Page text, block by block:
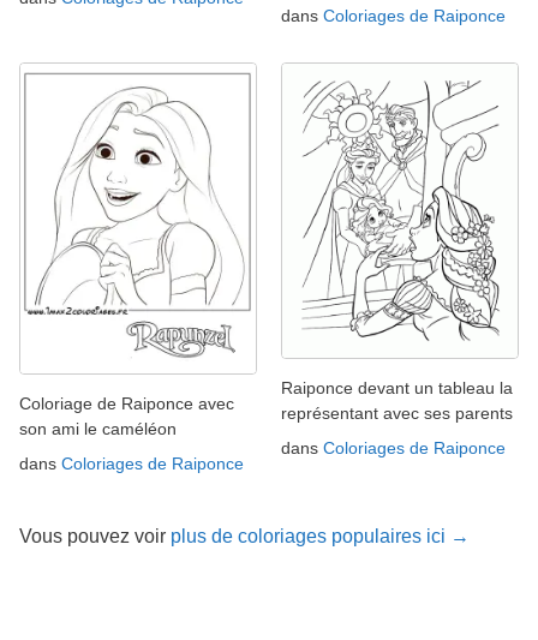
dans Coloriages de Raiponce
Coloriage de Raiponce avec
son ami le caméléon
dans Coloriages de Raiponce
Raiponce devant un tableau la
représentant avec ses parents
dans Coloriages de Raiponce
Vous pouvez voir plus de coloriages populaires ici →